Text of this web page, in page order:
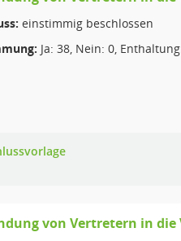
einstimmig beschlossen
Ja: 38, Nein: 0,
von Vertretern in